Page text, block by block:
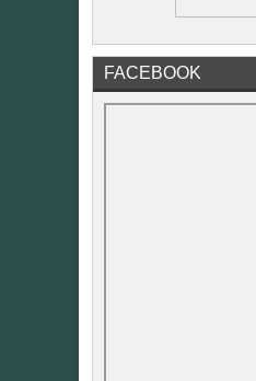
FACEBOOK